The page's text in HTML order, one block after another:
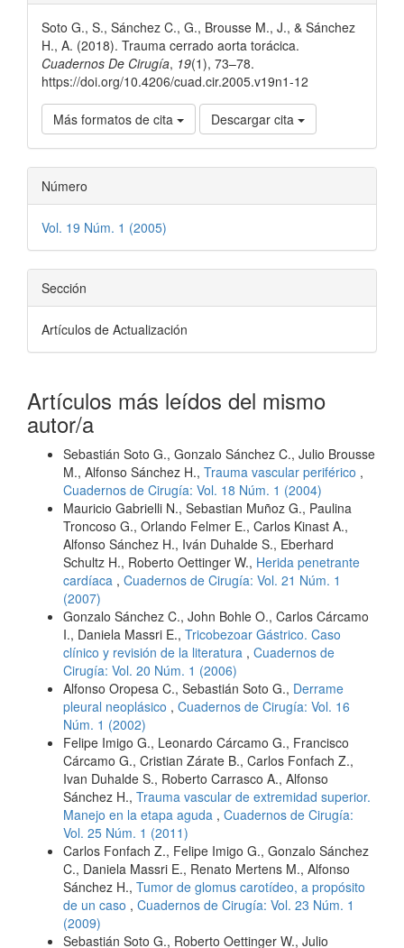
del
artículo
Soto G., S., Sánchez C., G., Brousse M., J., & Sánchez
H., A. (2018). Trauma cerrado aorta torácica.
Cuadernos De Cirugía, 19(1), 73–78.
https://doi.org/10.4206/cuad.cir.2005.v19n1-12
Más formatos de cita Descargar cita
Número
Vol. 19 Núm. 1 (2005)
Sección
Artículos de Actualización
Artículos más leídos del mismo
autor/a
Sebastián Soto G., Gonzalo Sánchez C., Julio Brousse
M., Alfonso Sánchez H., Trauma vascular periférico ,
Cuadernos de Cirugía: Vol. 18 Núm. 1 (2004)
Mauricio Gabrielli N., Sebastian Muñoz G., Paulina
Troncoso G., Orlando Felmer E., Carlos Kinast A.,
Alfonso Sánchez H., Iván Duhalde S., Eberhard
Schultz H., Roberto Oettinger W., Herida penetrante
cardíaca , Cuadernos de Cirugía: Vol. 21 Núm. 1
(2007)
Gonzalo Sánchez C., John Bohle O., Carlos Cárcamo
I., Daniela Massri E., Tricobezoar Gástrico. Caso
clínico y revisión de la literatura , Cuadernos de
Cirugía: Vol. 20 Núm. 1 (2006)
Alfonso Oropesa C., Sebastián Soto G., Derrame
pleural neoplásico , Cuadernos de Cirugía: Vol. 16
Núm. 1 (2002)
Felipe Imigo G., Leonardo Cárcamo G., Francisco
Cárcamo G., Cristian Zárate B., Carlos Fonfach Z.,
Ivan Duhalde S., Roberto Carrasco A., Alfonso
Sánchez H., Trauma vascular de extremidad superior.
Manejo en la etapa aguda , Cuadernos de Cirugía:
Vol. 25 Núm. 1 (2011)
Carlos Fonfach Z., Felipe Imigo G., Gonzalo Sánchez
C., Daniela Massri E., Renato Mertens M., Alfonso
Sánchez H., Tumor de glomus carotídeo, a propósito
de un caso , Cuadernos de Cirugía: Vol. 23 Núm. 1
(2009)
Sebastián Soto G., Roberto Oettinger W., Julio